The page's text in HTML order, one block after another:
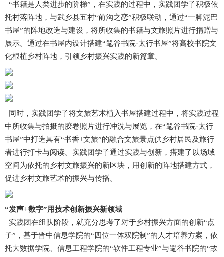
“书籍是人类进步的阶梯”，在实践的过程中，实践团学子积极依
托村落阵地，与武乡县五村“前沟之恋”积极联动，通过“一脚泥巴
书屋”的阵地改造与建设，将所收集的书籍与文旅照片进行捐赠与
展示。通过在书屋内设计搭建“毣谷书院·太行书屋”将高校书院文
化根植乡村阵地，引领乡村振兴实践的新篇章。
同时，实践团学子将文旅艺术植入书屋搭建过程中，将实践过程
中所收集与拍摄的胶卷照片进行冲洗与展览，在“毣谷书院·太行
书屋”中打造具有“书香+文旅”的融合文旅景点供乡村居民及旅行
者进行打卡与阅读。实践团学子通过实践与创新，搭建了以场域
空间为依托的乡村文旅振兴的新区块，用创新的阵地搭建方式，
促进乡村文旅艺术的振兴与传播。
“发声+数字”用技术创新振兴新领域
实践团在组队阶段，就充分思考了对于乡村振兴方面的创新“点
子”，基于晋中信息学院的“四位一体双院制”的人才培养方案，依
托大数据学院、信息工程学院的“软件工程专业”与毣谷书院的“故